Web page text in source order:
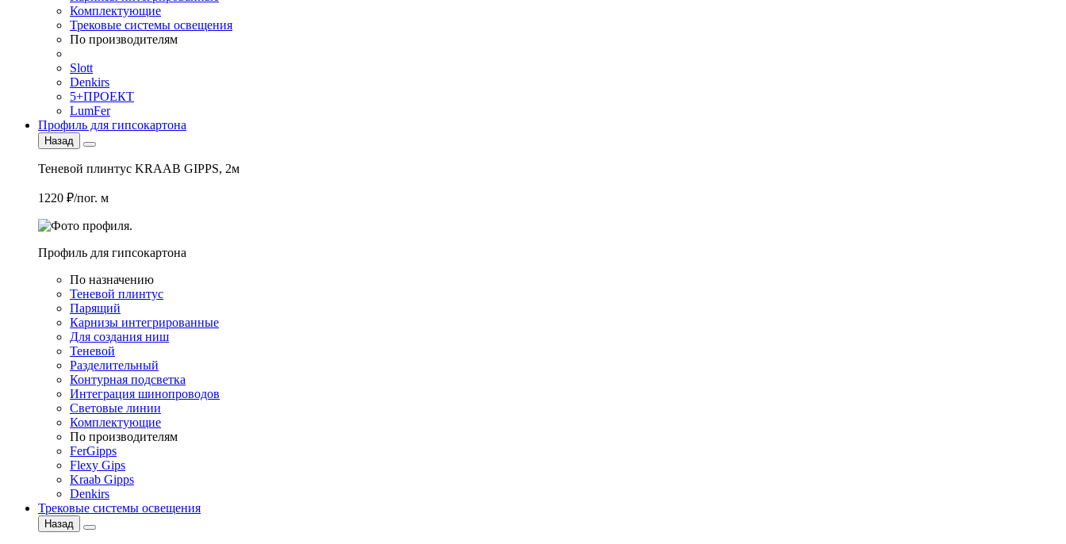
Комплектующие
Трековые системы освещения
По производителям
Slott
Denkirs
5+ПРОЕКТ
LumFer
Профиль для гипсокартона
Назад
Теневой плинтус KRAAB GIPPS, 2м
1220 ₽/пог. м
Профиль для гипсокартона
По назначению
Теневой плинтус
Парящий
Карнизы интегрированные
Для создания ниш
Теневой
Разделительный
Контурная подсветка
Интеграция шинопроводов
Световые линии
Комплектующие
По производителям
FerGipps
Flexy Gips
Kraab Gipps
Denkirs
Трековые системы освещения
Назад